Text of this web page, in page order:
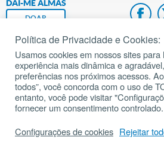
DAI-ME ALMAS
DOAR
Fundação João Paulo II
Pedido de Oração
Mapa do site
Todos os direitos
Política de Privacidade e Cookies:
Usamos cookies em nossos sites
experiência mais dinâmica e
preferências nos próximos acessos.
todos”, você concorda com o uso de
entanto, você pode visitar
fornecer um consentimento controlado.
Configurações de cookies Rejeitar